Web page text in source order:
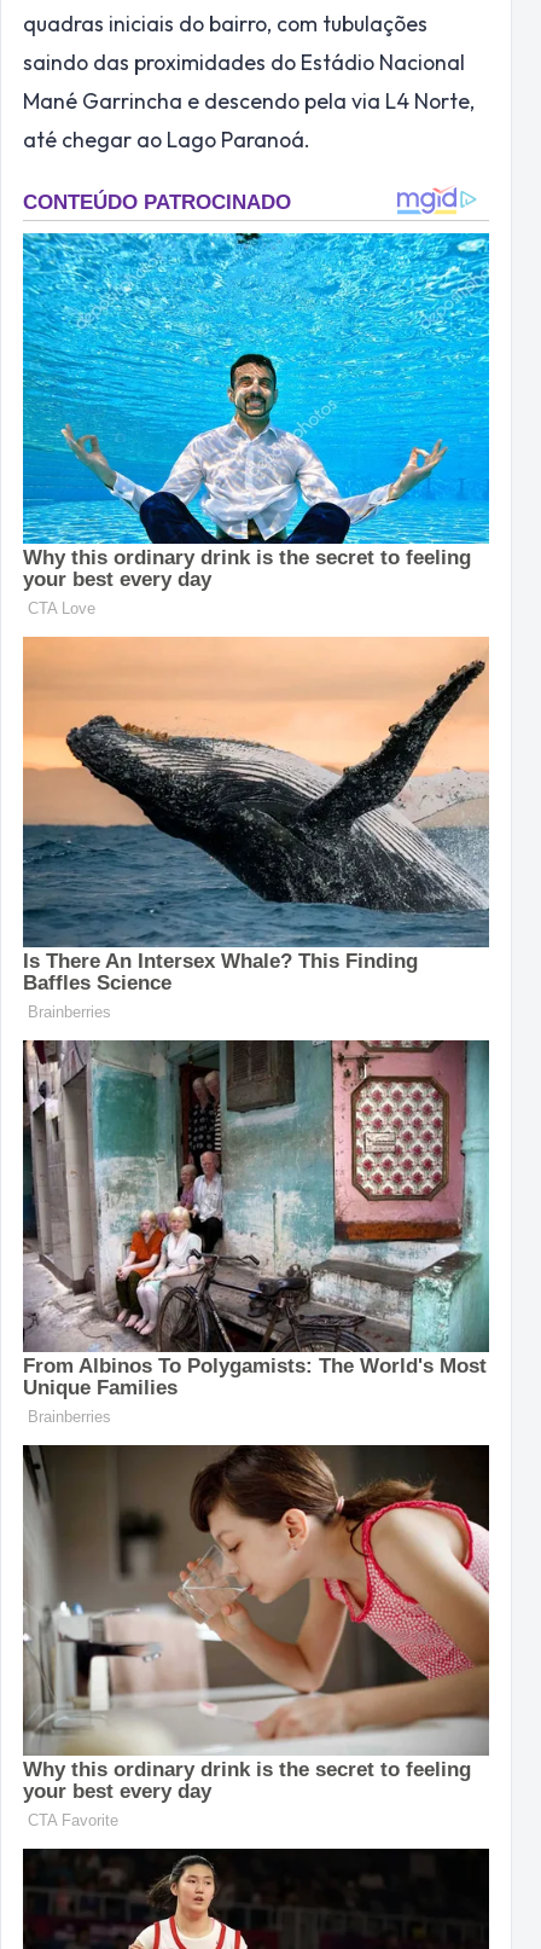
quadras iniciais do bairro, com tubulações
saindo das proximidades do Estádio Nacional
Mané Garrincha e descendo pela via L4 Norte,
até chegar ao Lago Paranoá.